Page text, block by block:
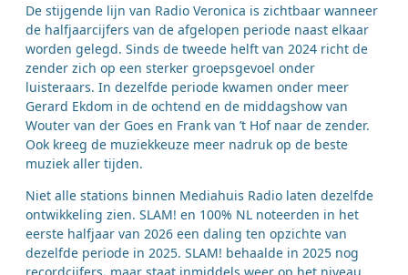
De stijgende lijn van Radio Veronica is zichtbaar wanneer
de halfjaarcijfers van de afgelopen periode naast elkaar
worden gelegd. Sinds de tweede helft van 2024 richt de
zender zich op een sterker groepsgevoel onder
luisteraars. In dezelfde periode kwamen onder meer
Gerard Ekdom in de ochtend en de middagshow van
Wouter van der Goes en Frank van ’t Hof naar de zender.
Ook kreeg de muziekkeuze meer nadruk op de beste
muziek aller tijden.
Niet alle stations binnen Mediahuis Radio laten dezelfde
ontwikkeling zien. SLAM! en 100% NL noteerden in het
eerste halfjaar van 2026 een daling ten opzichte van
dezelfde periode in 2025. SLAM! behaalde in 2025 nog
recordcijfers, maar staat inmiddels weer op het niveau